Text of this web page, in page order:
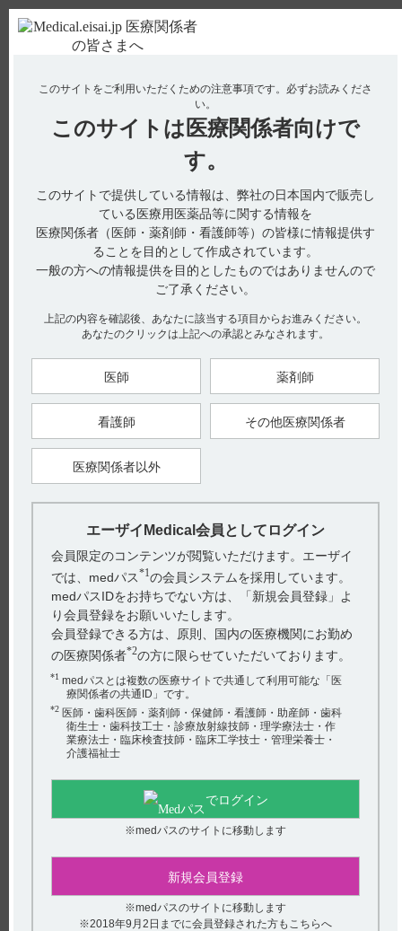
使用期限検索 Drug Information
全ての項目を対象
『 デエビゴ 』 内のQ&A
不眠症です。（引用１） 【引用】 1)デエビゴ錠2.5mg・5mg・
10mg電子添文 2024年2月改訂（第2版） 4.効能又...
【デエビゴ】 うつ病の併存の有無で副作用発現状況
国際共同303試験では、限られた例数ですが、うつ病を併存する
不眠症患者様が含まれていました。 うつ病の有無別の副作用発
現状況は以下のとおりです。（引用1...
【デエビゴ】 不安障害の併存の有無で副作用発現状
況はかわりますか？
は、限られた例数ですが、不安障害を併存する不眠症患者が含ま
れていました。 不安障害の有無別の副...
【デエビゴ】 蛋白結合率について教えてください。
電子添文には、血漿蛋白結合率に関する以下の記載があります。
16. 薬物動態 16.3 分布（引用1） 血漿蛋白結合率（in vitro、ヒト
【デエビゴ】 吸収部位、吸収率について教えてくだ
さい。
このサイトをご利用いただくための注意事項です。 必ずお読みくださ
い。
このサイトは 医療関係者向けで
す。
このサイトで提供している情報は、弊社の日本国内で販売し
ている医療用医薬品等に関する情報を
医療関係者（医師・薬剤師・看護師等）の皆様に情報提供す
ることを目的として作成されています。
一般の方への情報提供を目的としたものではありませんので
ご了承ください。
上記の内容を確認後、あなたに該当する項目からお進みください。
あなたのクリックは上記への承認とみなされます。
医師 薬剤師
看護師 その他医療関係者
医療関係者以外
エーザイMedical会員としてログイン
会員限定のコンテンツが閲覧いただけます。エーザイ
では、medパス*1の会員システムを採用しています。
medパスIDをお持ちでない方は、「新規会員登録」よ
り会員登録をお願いいたします。
会員登録できる方は、原則、国内の医療機関にお勤め
の医療関係者*2の方に限らせていただいております。
*1 medパスとは複数の医療サイトで共通して利用可能な「医
療関係者の共通ID」です。
*2 医師・歯科医師・薬剤師・保健師・看護師・助産師・歯科
衛生士・歯科技工士・診療放射線技師・理学療法士・作
業療法士・臨床検査技師・臨床工学技士・管理栄養士・
介護福祉士
でログイン
※medパスのサイトに移動します
新規会員登録
※medパスのサイトに移動します
※2018年9月2日までに会員登録された方もこちらへ